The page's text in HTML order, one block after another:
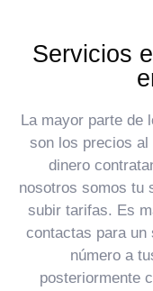
Servicios
La mayor parte de
son los precios al
dinero
nosotros somos tu
subir tarifas. Es
contactas para un
número a
posteriormente